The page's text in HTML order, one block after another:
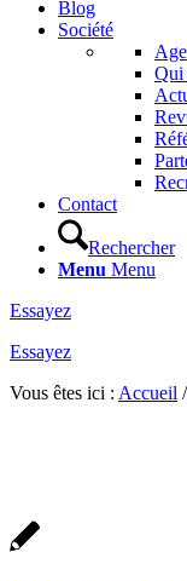
Blog
Société
Qui
Contact
Rechercher
Menu Menu
Essayez
Essayez
Vous êtes ici : Accueil /